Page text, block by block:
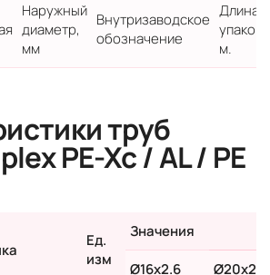
Наружный
диаметр,
мм
Внутризаводское
обозначение
Длина
м.
труб
PE-Xc / AL / PE
Ед.
изм
Значения
Ø16x2.6
Ø20x2.9